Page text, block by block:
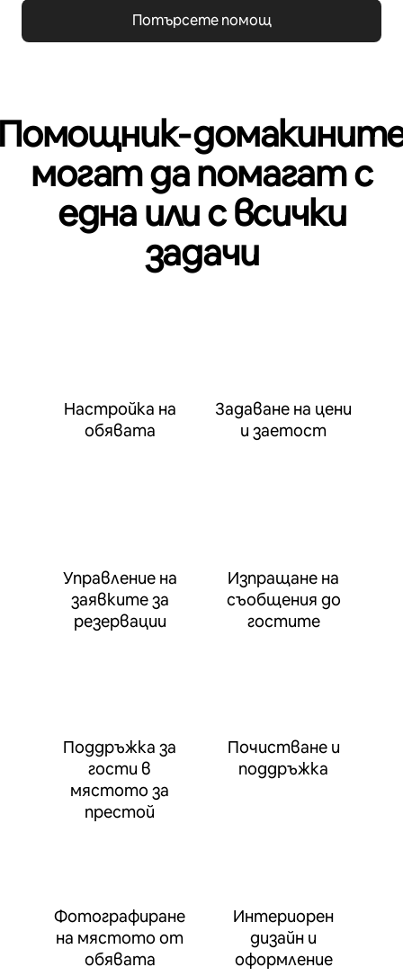
Потърсете помощ
могат да помагат с
една или с всички
задачи
Настройка на
обявата
Задаване на цени
и заетост
Управление на
заявките за
резервации
Изпращане на
съобщения до
гостите
Поддръжка за
гости в
мястото за
престой
Почистване и
поддръжка
Фотографиране
на мястото от
обявата
Интериорен
дизайн и
оформление